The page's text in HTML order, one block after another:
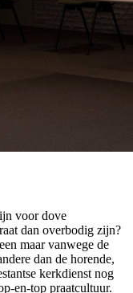
voor dove
dan overbodig zijn?
maar vanwege de
dan de horende,
kerkdienst nog
en-top praatcultuur.